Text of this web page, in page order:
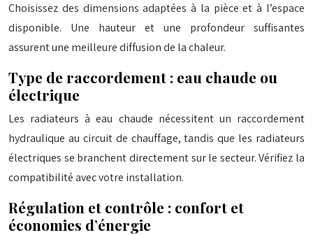
Choisissez des dimensions adaptées à la pièce et à l’espace
disponible. Une hauteur et une profondeur suffisantes
assurent une meilleure diffusion de la chaleur.
Type de raccordement : eau chaude ou
électrique
Les radiateurs à eau chaude nécessitent un raccordement
hydraulique au circuit de chauffage, tandis que les radiateurs
électriques se branchent directement sur le secteur. Vérifiez la
compatibilité avec votre installation.
Régulation et contrôle : confort et
économies d’énergie